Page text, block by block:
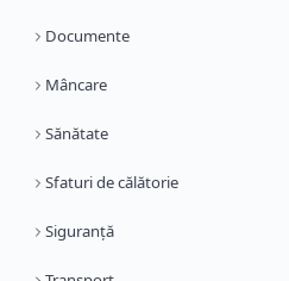
Documente
Mâncare
Sănătate
Sfaturi de călătorie
Siguranță